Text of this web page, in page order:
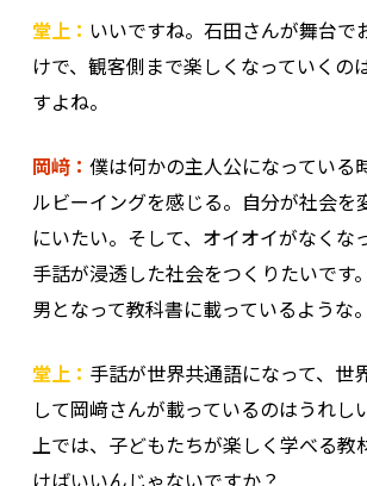
堂上： いいですね。石田さんが舞台で
けで、観客側まで楽しくなっていくの
すよね。
岡﨑： 僕は何かの主人公になっている
ルビーイングを感じる。自分が社会を
にいたい。そして、オイオイがなくな
手話が浸透した社会をつくりたいです
男となって教科書に載っているような。
堂上： 手話が世界共通語になって、世
して岡﨑さんが載っているのはうれし
上では、子どもたちが楽しく学べる教